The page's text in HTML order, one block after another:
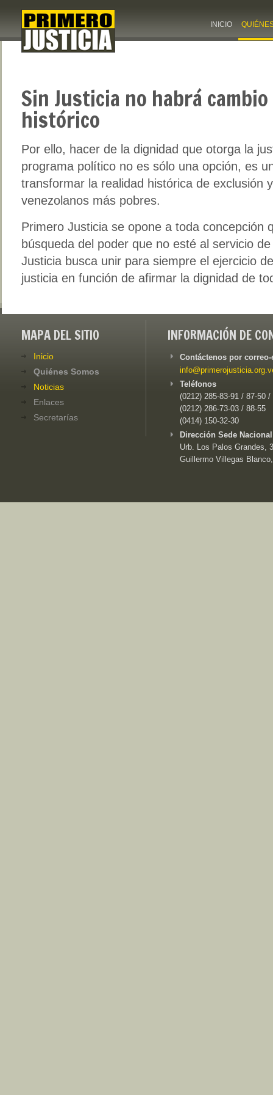
INICIO
Sin Justicia no habrá
histórico
Por ello, hacer de la dignidad que otorga la
programa político no es sólo una opción, es
transformar la realidad histórica de exclusión
venezolanos más pobres.
Primero Justicia se opone a toda concepción
búsqueda del poder que no esté al servicio
Justicia busca unir para siempre el ejercicio
justicia en función de afirmar la dignidad de
MAPA DEL SITIO
Inicio
Quiénes Somos
Noticias
Enlaces
Secretarías
INFORMACIÓN DE
Contáctenos por
Teléfonos
(0212) 285-83-91 / 87-50 /
(0212) 286-73-03 / 88-55
(0414) 150-32-30
Dirección Sede
Urb. Los Palos Grandes,
Guillermo Villegas